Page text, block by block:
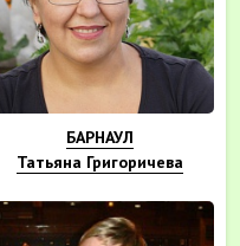
БАРНАУЛ
Татьяна Григоричева